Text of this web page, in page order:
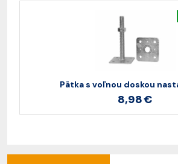
Pätka s voľnou doskou
8,98 €